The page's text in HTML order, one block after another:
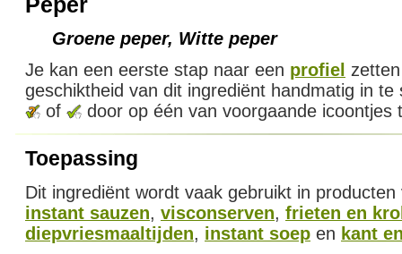
Groene peper, Witte peper
Je kan een eerste stap naar een profiel
geschiktheid van dit ingrediënt handmatig in
of
door op één van voorgaande icoontjes
Toepassing
Dit ingrediënt wordt vaak gebruikt in
instant sauzen, visconserven, frieten en
diepvriesmaaltijden, instant soep en kant